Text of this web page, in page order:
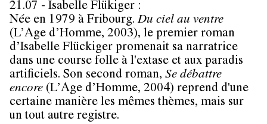
21.07 - Isabelle Flükiger :
Née en 1979 à Fribourg. Du ciel au ventre
(L’Age d’Homme, 2003), le premier roman
d’Isabelle Flückiger promenait sa narratrice
dans une course folle à l'extase et aux paradis
artificiels. Son second roman, Se débattre
encore (L’Age d’Homme, 2004) reprend d'une
certaine manière les mêmes thèmes, mais sur
un tout autre registre.